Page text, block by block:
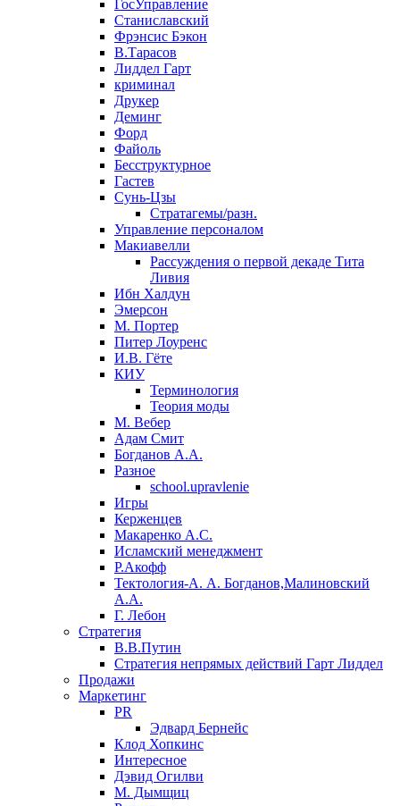
ГосУправление
Станиславский
Фрэнсис Бэкон
В.Тарасов
Лиддел Гарт
криминал
Друкер
Деминг
Форд
Файоль
Бесструктурное
Гастев
Сунь-Цзы
Стратагемы/разн.
Управление персоналом
Макиавелли
Рассуждения о первой декаде Тита
Ливия
Ибн Халдун
Эмерсон
М. Портер
Питер Лоуренс
И.В. Гёте
КИУ
Терминология
Теория моды
М. Вебер
Адам Смит
Богданов А.А.
Разное
school.upravlenie
Игры
Керженцев
Макаренко А.С.
Исламский менеджмент
Р.Акофф
Тектология-А. А. Богданов,Малиновский
А.А.
​Г. Лебон
Стратегия
В.В.Путин
​Стратегия непрямых действий Гарт Лиддел
Продажи
Маркетинг
PR
Эдвард Бернейс
Клод Хопкинс
Интересное
Дэвид Огилви
М. Дымщиц